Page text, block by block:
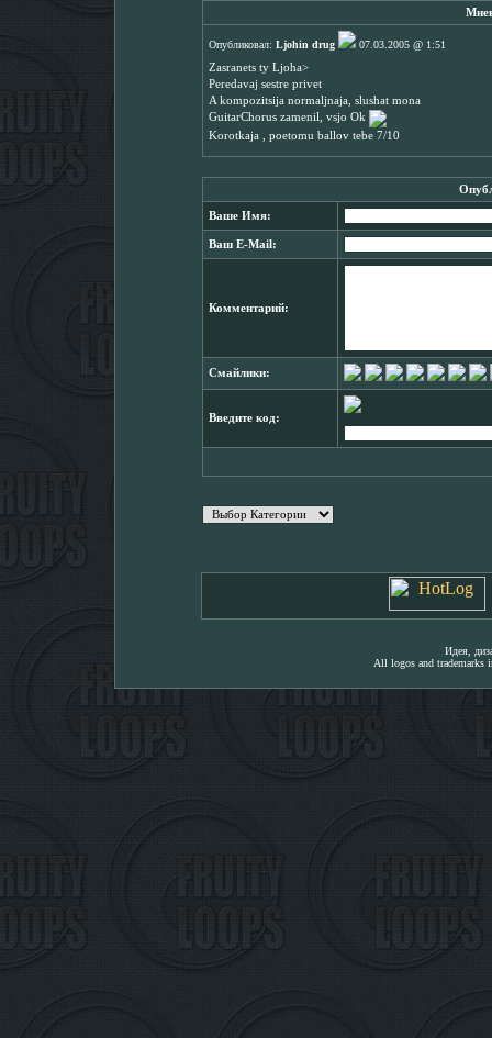
Опубликовал: Ljohin drug
07.03.2005 @ 1:51
Zasranets ty Ljoha>
Peredavaj sestre privet
A kompozitsija normaljnaja, slushat mona
GuitarChorus zamenil, vsjo Ok
Korotkaja , poetomu ballov tebe 7/10
Ваше Имя:
Ваш E-Mail:
Комментарий:
Смайлики:
Введите код:
Идея,
All logos and trademarks